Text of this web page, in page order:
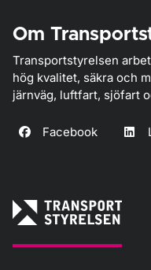
Om
Transportstyrelsen
hög kvalitet, säkra och
järnväg, luftfart, sjöfart
Facebook